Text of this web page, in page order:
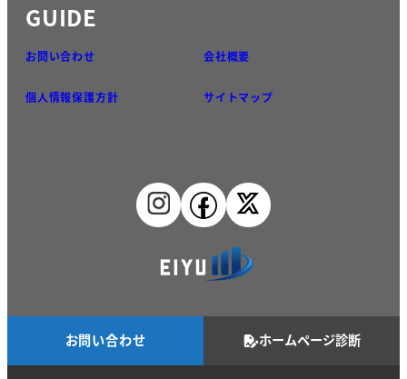
GUIDE
お問い合わせ 会社概要
個人情報保護方針 サイトマップ
お問い合わせ ホームページ診断